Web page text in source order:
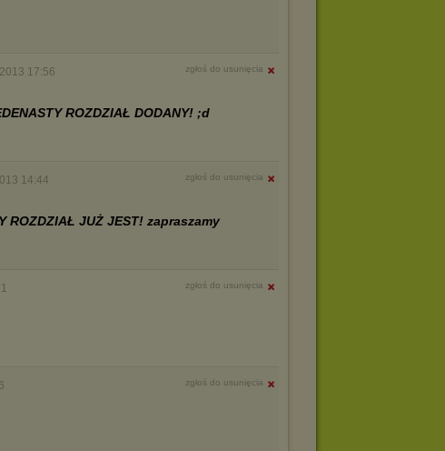
17:56 zgłoś do usunięcia
ROZDZIAŁ DODANY! ;d
14:44 zgłoś do usunięcia
ROZDZIAŁ JUŻ JEST! zapraszamy
zgłoś do usunięcia
zgłoś do usunięcia